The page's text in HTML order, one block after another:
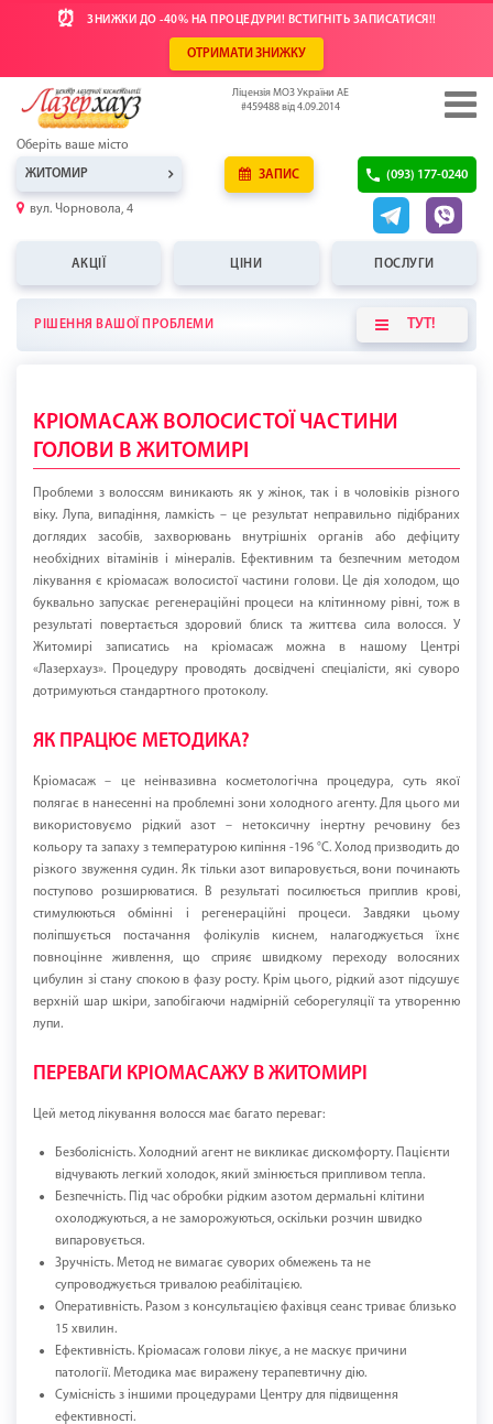
⏰ ЗНИЖКИ ДО -40% НА ПРОЦЕДУРИ! ВСТИГНІТЬ ЗАПИСАТИСЯ!!
ОТРИМАТИ ЗНИЖКУ
Ліцензія МОЗ України АЕ
#459488 від 4.09.2014
Оберіть ваше місто
ЖИТОМИР
вул. Чорновола, 4
ЗАПИС (093) 177-0240
АКЦІЇ ЦІНИ ПОСЛУГИ
РІШЕННЯ ВАШОЇ ПРОБЛЕМИ ТУТ!
КРІОМАСАЖ ВОЛОСИСТОЇ ЧАСТИНИ
ГОЛОВИ В ЖИТОМИРІ
Проблеми з волоссям виникають як у жінок, так і в чоловіків різного
віку. Лупа, випадіння, ламкість – це результат неправильно підібраних
доглядих засобів, захворювань внутрішніх органів або дефіциту
необхідних вітамінів і мінералів. Ефективним та безпечним методом
лікування є кріомасаж волосистої частини голови. Це дія холодом, що
буквально запускає регенераційні процеси на клітинному рівні, тож в
результаті повертається здоровий блиск та життєва сила волосся. У
Житомирі записатись на кріомасаж можна в нашому Центрі
«Лазерхауз». Процедуру проводять досвідчені спеціалісти, які суворо
дотримуються стандартного протоколу.
ЯК ПРАЦЮЄ МЕТОДИКА?
Кріомасаж – це неінвазивна косметологічна процедура, суть якої
полягає в нанесенні на проблемні зони холодного агенту. Для цього ми
використовуємо рідкий азот – нетоксичну інертну речовину без
кольору та запаху з температурою кипіння -196 °C. Холод призводить до
різкого звуження судин. Як тільки азот випаровується, вони починають
поступово розширюватися. В результаті посилюється приплив крові,
стимулюються обмінні і регенераційні процеси. Завдяки цьому
поліпшується постачання фолікулів киснем, налагоджується їхнє
повноцінне живлення, що сприяє швидкому переходу волосяних
цибулин зі стану спокою в фазу росту. Крім цього, рідкий азот підсушує
верхній шар шкіри, запобігаючи надмірній себорегуляції та утворенню
лупи.
ПЕРЕВАГИ КРІОМАСАЖУ В ЖИТОМИРІ
Цей метод лікування волосся має багато переваг:
Безболісність. Холодний агент не викликає дискомфорту. Пацієнти
відчувають легкий холодок, який змінюється припливом тепла.
Безпечність. Під час обробки рідким азотом дермальні клітини
охолоджуються, а не заморожуються, оскільки розчин швидко
випаровується.
Зручність. Метод не вимагає суворих обмежень та не
супроводжується тривалою реабілітацією.
Оперативність. Разом з консультацією фахівця сеанс триває близько
15 хвилин.
Ефективність. Кріомасаж голови лікує, а не маскує причини
патології. Методика має виражену терапевтичну дію.
Сумісність з іншими процедурами Центру для підвищення
ефективності.